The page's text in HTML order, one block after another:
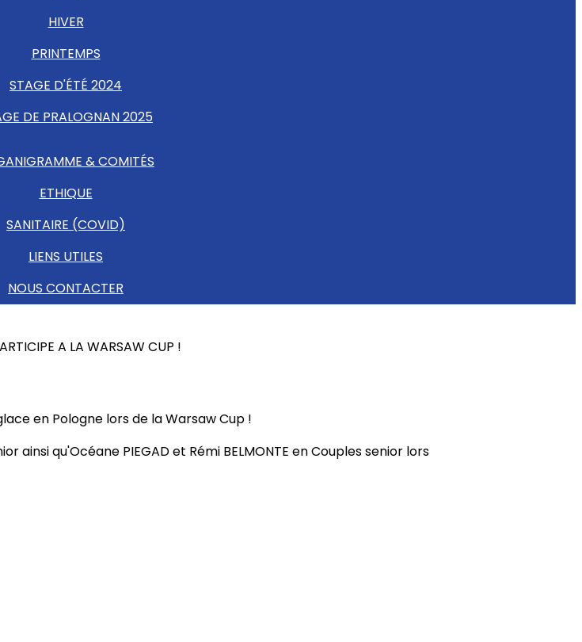
HIVER
PRINTEMPS
STAGE D'ÉTÉ 2024
DE PRALOGNAN 2025
& COMITÉS
ETHIQUE
SANITAIRE (COVID)
LIENS UTILES
NOUS CONTACTER
en Pologne lors de la Warsaw Cup !
ainsi qu'Océane PIEGAD et Rémi BELMONTE en Couples senior lors